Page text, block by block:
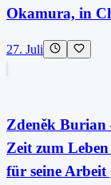
Okamura, in
27. Juli
Zdeněk Burian
Zeit zum
für seine